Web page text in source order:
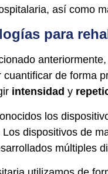
así como
para
de forma
intensidad y
los
dispositivos de
múltiples